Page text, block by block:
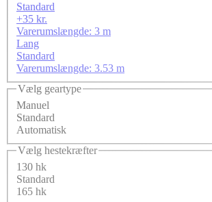
Standard
+35 kr.
Varerumslængde: 3 m
Lang
Standard
Varerumslængde: 3.53 m
Vælg geartype
Manuel
Standard
Automatisk
Vælg hestekræfter
130 hk
Standard
165 hk